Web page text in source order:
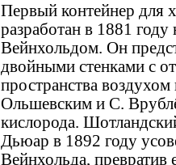
Первый контейнер для
разработан в 1881
Вейнхольдом. Он
двойными стенками с
пространства
Ольшевским и С.
кислорода.
Дьюар в 1892 году
Вейнхольда, превратив